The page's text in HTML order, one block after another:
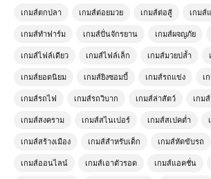
เกมส์ตกปลา เกมส์ต่อยมวย เกมส์ต่อสู้ เกมส์
เกมส์ทำฟาร์ม เกมส์ปั่นจักรยาน เกมส์ผจญภัย
เกมส์ไฟล์เดียว เกมส์ไฟล์เล็ก เกมส์มวยปล้ำ
เกมส์ยอดนิยม เกมส์ยิงซอมบี้ เกมส์รถแข่ง เ
เกมส์รถไฟ เกมส์รถวิบาก เกมส์ล่าสัตว์ เกม
เกมส์สงคราม เกมส์สไนเปอร์ เกมส์สเปคต่ำ
เกมส์สร้างเมือง เกมส์สำหรับเด็ก เกมส์หัดขับรถ
เกมส์ออนไลน์ เกมส์เอาตัวรอด เกมส์แอคชั่น
แนวรถแข่งยอดนิยม
เกมส์ออนไลน์ฟรี Monster Truck
Booster – เกมรถบูสเตอร์สุดมันส์
เกมส์ออนไลน์ฟรี Truck Racing –
เกมแข่งรถบรรทุกสุดมันส์